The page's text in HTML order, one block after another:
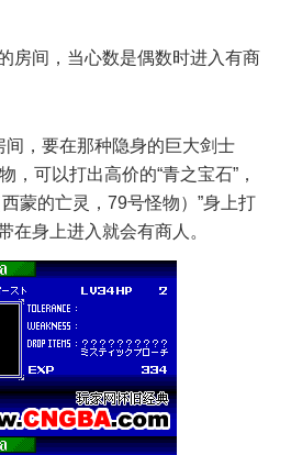
房间，当心数是偶数时进入有商
间，要在那种隐身的巨大剑士
，可以打出高价的“青之宝石”，
蒙的亡灵，79号怪物）”身上打
在身上进入就会有商人。